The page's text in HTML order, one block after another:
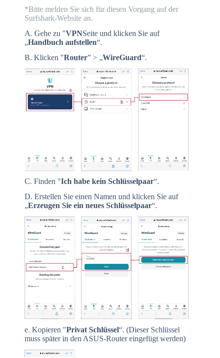
*Bitte melden Sie sich für diesen Vorgang auf der
Surfshark-Website an.
A. Gehe zu "VPNSeite und klicken Sie auf
„Handbuch aufstellen“.
B. Klicken "Router” > „WireGuard“.
C. Finden "Ich habe kein Schlüsselpaar“.
D. Erstellen Sie einen Namen und klicken Sie auf
„Erzeugen Sie ein neues Schlüsselpaar“.
e. Kopieren "Privat Schlüssel“. (Dieser Schlüssel
muss später in den ASUS-Router eingefügt werden)